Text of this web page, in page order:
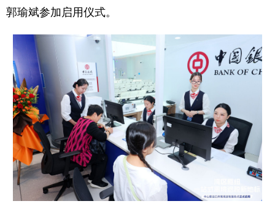
法律 中央文件
食品 人居 信息化
学术中国 乡村振兴 溯源中国
城市 旅游
彩票 娱乐 时尚 悦读
公益 一带一路 亚太网 上市公司
文化产业
郭瑜斌参加启用仪式。